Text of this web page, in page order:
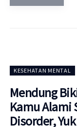
KESEHATAN MENTAL
Mendung
Kamu Alami
Disorder,